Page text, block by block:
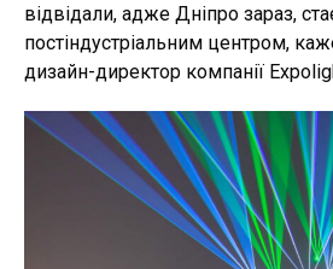
відвідали, адже Дніпро зараз,
постіндустріальним центром,
дизайн-директор компанії